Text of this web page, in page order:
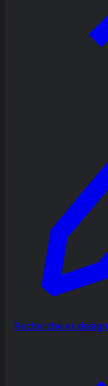
Recherche et design